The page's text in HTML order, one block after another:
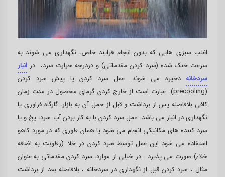
اغلب سبزی هایی که بدون انجام فرایند خاص، نگهداری می شوند به
سرعت خنک شده (سرد کردن مقدماتی) و دردرجه حرارت سرد، در انبار
سردخانه ذخیره می شوند. عمل سرد کردن یا پیش سرد کردن
(precooling) عبارت است از خارج کردن گرمای محصول در مدت زمان
کافی بلافاصله پس از برداشت و قبل از حمل آن به بازار، گارگاه فراوری یا
نگهداری در انبار می باشد. عمل سرد کردن با به کار بردن آب سرد، یخ و یا
سرد کننده های مکانیکی انجام می شود یا همان طوری که در مورد کاهو
استفاده می شود این عمل توسط سرد کردن در خلا (رطوبت به اضافه
خلاء) صورت می پذیرد . در خیلی از موارد، سرد کردن مقدماتی به عنوان
مثال ، سرد کردن قبل از نگهداری در سردخانه ، بلافاصله بعد از برداشت